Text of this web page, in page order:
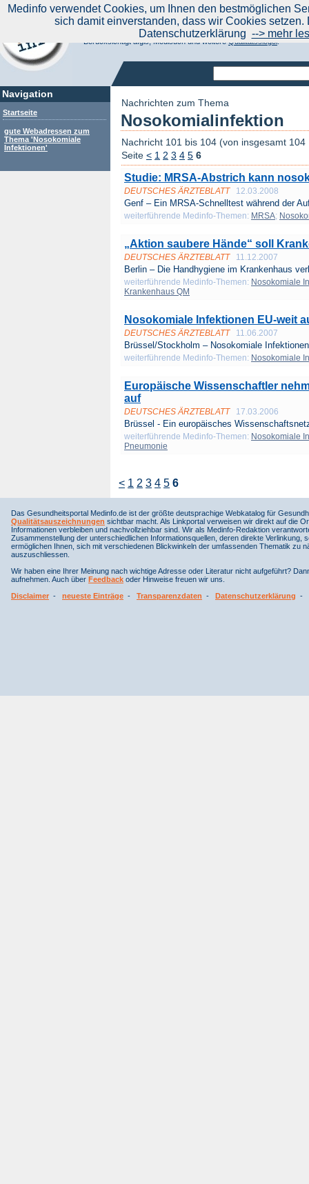
Navigation
Startseite
gute Webadressen zum
Thema 'Nosokomiale
Infektionen'
Aktuelle Nachrichten|
Suchen Sie noch oder Finden Sie schon?
Medinfo.de - Meta-Portal für Gesundheitsthemen
Berücksichtigt afgis, Medisuch und weitereQualitätssiegel.
Nachrichten zum Thema
Nosokomialinfektion
Nachricht 101 bis 104 (von insgesamt
Seite < 1 2 3 4 5 6
Studie: MRSA-Abstrich kann
DEUTSCHES ÄRZTEBLATT 12.03.2008
Genf – Ein MRSA-Schnelltest während der
weiterführende Medinfo-Themen: MRSA;
„Aktion saubere Hände“ soll
DEUTSCHES ÄRZTEBLATT 11.12.2007
Berlin – Die Handhygiene im Krankenhaus
weiterführende Medinfo-Themen: Nosokomiale
Krankenhaus QM
Nosokomiale Infektionen EU-weit
DEUTSCHES ÄRZTEBLATT 11.06.2007
Brüssel/Stockholm – Nosokomiale
weiterführende Medinfo-Themen: Nosokomiale
Europäische Wissenschaftler
auf
DEUTSCHES ÄRZTEBLATT 17.03.2006
Brüssel - Ein europäisches
weiterführende Medinfo-Themen: Nosokomiale
Pneumonie
< 1 2 3 4 5 6
Das Gesundheitsportal Medinfo.de ist der größte deutsprachige Webkatalog für
Qualitätsauszeichnungen sichtbar macht. Als Linkportal verweisen wir direkt auf die
Informationen verbleiben und nachvollziehbar sind. Wir als Medinfo-Redaktion
Zusammenstellung der unterschiedlichen Informationsquellen, deren direkte
ermöglichen Ihnen, sich mit verschiedenen Blickwinkeln der umfassenden Thematik
auszuschliessen.
Wir haben eine Ihrer Meinung nach wichtige Adresse oder Literatur nicht aufgeführt?
aufnehmen. Auch über Feedback oder Hinweise freuen wir uns.
Disclaimer - neueste Einträge - Transparenzdaten - Datenschutzerklärung -
Medinfo verwendet Cookies, um Ihnen den bestmöglichen
sich damit einverstanden, dass wir Cookies
Datenschutzerklärung --> mehr